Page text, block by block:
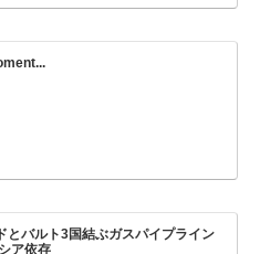
とバルト3国結ぶガスパイプライン
ア依存